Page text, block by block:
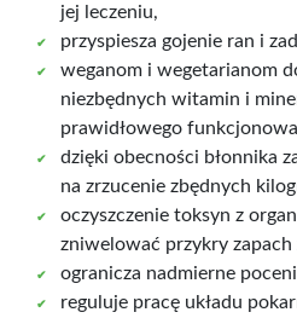
jej leczeniu,
przyspiesza gojenie ran i
weganom i wegetarianom
niezbędnych witamin i
prawidłowego
dzięki obecności błonnika
na zrzucenie zbędnych
oczyszczenie toksyn z
zniwelować przykry zapach
ogranicza nadmierne
reguluje pracę układu